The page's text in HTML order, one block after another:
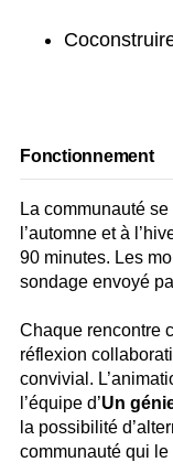
Fonctionnement
La communauté
l’automne et à
90 minutes. Les
sondage envoyé
Chaque rencontre
réflexion
convivial.
l’équipe d’Un
la possibilité
communauté qui le